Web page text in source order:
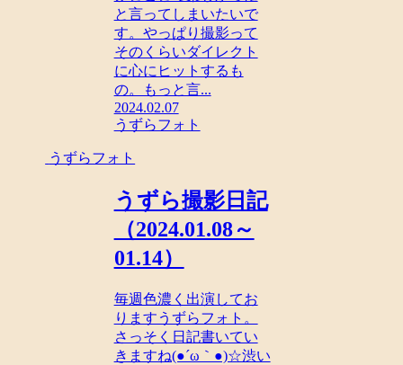
と言ってしまいたいで
す。やっぱり撮影って
そのくらいダイレクト
に心にヒットするも
の。もっと言...
2024.02.07
うずらフォト
うずらフォト
うずら撮影日記
（2024.01.08～
01.14）
毎週色濃く出演してお
りますうずらフォト。
さっそく日記書いてい
きますね(●´ω｀●)☆渋い